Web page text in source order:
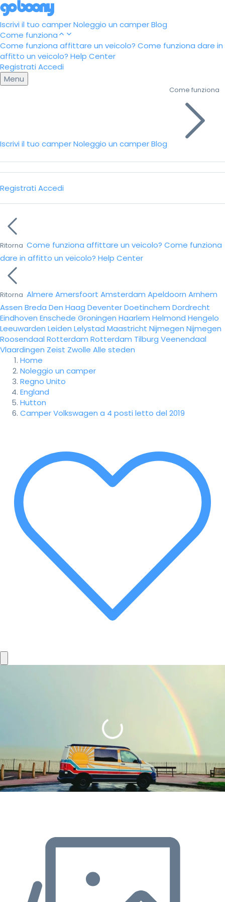
Iscrivi il tuo camperNoleggio un camperBlog
Come funziona
Come funziona affittare un veicolo? Come funziona dare in
affitto un veicolo? Help Center
Registrati Accedi
Menu
Iscrivi il tuo camperNoleggio un camperBlog
Come funziona
Registrati Accedi
Ritorna Come funziona affittare un veicolo? Come funziona
dare in affitto un veicolo? Help Center
Ritorna Almere Amersfoort Amsterdam Apeldoorn Arnhem
Assen Breda Den Haag DeventerDoetinchem Dordrecht
Eindhoven Enschede Groningen Haarlem Helmond Hengelo
Leeuwarden Leiden Lelystad Maastricht Nijmegen Nijmegen
Roosendaal Rotterdam Rotterdam Tilburg Veenendaal
Vlaardingen Zeist Zwolle Alle steden
Home
Noleggio un camper
Regno Unito
England
Hutton
Camper Volkswagen a 4 posti letto del 2019